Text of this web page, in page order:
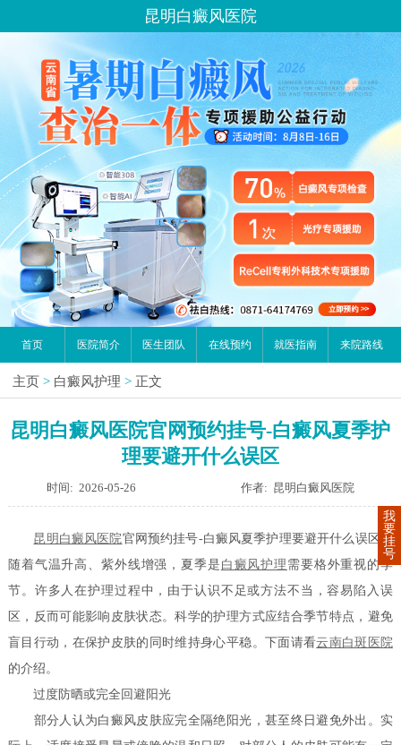
昆明白癜风医院
首页 医院简介 医生团队 在线预约 就医指南 来院路线
主页 > 白癜风护理 > 正文
昆明白癜风医院官网预约挂号-白癜风夏季护
理要避开什么误区
时间: 2026-05-26 作者: 昆明白癜风医院
昆明白癜风医院官网预约挂号-白癜风夏季护理要避开什么误区？
随着气温升高、紫外线增强，夏季是 白癜风护理 需要格外重视的季
节。许多人在护理过程中，由于认识不足或方法不当，容易陷入误
区，反而可能影响皮肤状态。科学的护理方式应结合季节特点，避免
盲目行动，在保护皮肤的同时维持身心平稳。下面请看云南白斑医院
的介绍。
过度防晒或完全回避阳光
部分人认为白癜风皮肤应完全隔绝阳光，甚至终日避免外出。实
我
要
挂
号